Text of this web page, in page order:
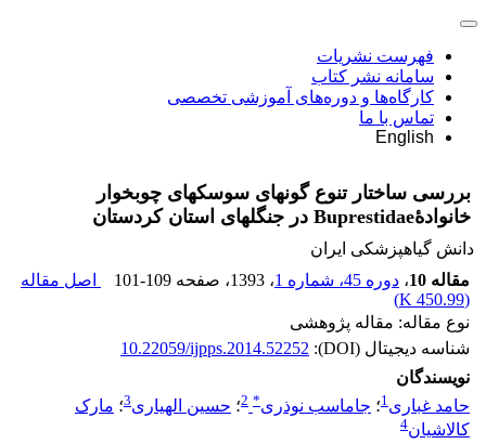
فهرست نشریات
سامانه نشر کتاب
کارگاه‌ها و دوره‌های آموزشی تخصصی
تماس با ما
English
بررسی ساختار تنوع گونه‏ای سوسک‏های چوبخوار
خانوادۀBuprestidae در جنگل‏های استان کردستان
دانش گیاهپزشکی ایران
مقاله 10
، دوره 45، شماره 1 ، 1393 ، صفحه 101-109
اصل مقاله
(
450.99 K
)
نوع مقاله: مقاله پژوهشی
شناسه دیجیتال (DOI):
10.22059/ijpps.2014.52252
نویسندگان
حامد غباری1؛ جاماسب نوذری*
2؛ حسین الهیاری3؛ مارک
کالاشیان4